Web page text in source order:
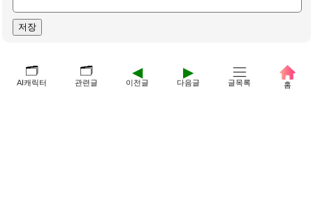
🗂️
AI캐릭터
🗂️
관련글
◀
이전글
▶
다음글 글목록 홈